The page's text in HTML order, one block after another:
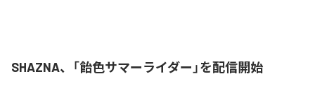
SHAZNA、「飴色サマーライダー」を配信開始